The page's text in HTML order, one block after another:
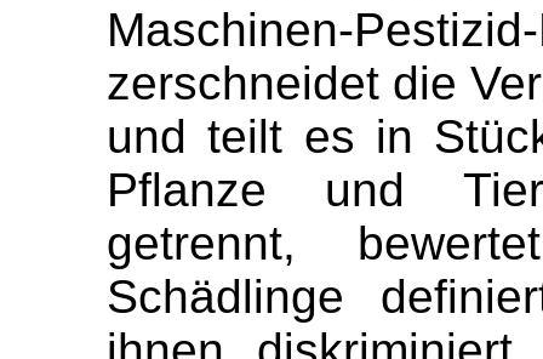
Maschinen-
zerschneidet die
und teilt es in
Pflanze und
getrennt,
Schädlinge